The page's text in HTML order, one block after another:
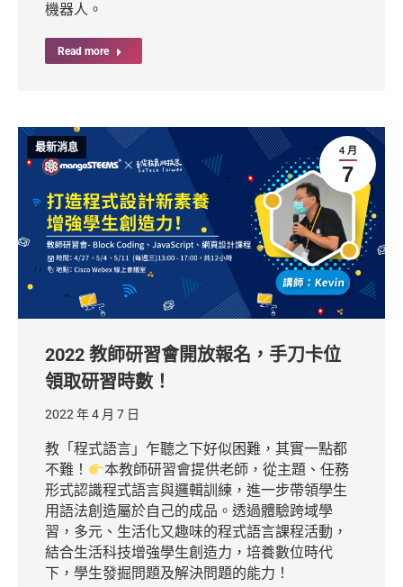
機器人。
Read more
4 月
7
最新消息
2022 教師研習會開放報名，手刀卡位
領取研習時數！
2022 年 4 月 7 日
教「程式語言」乍聽之下好似困難，其實一點都
不難！
本教師研習會提供老師，從主題、任務
形式認識程式語言與邏輯訓練，進一步帶領學生
用語法創造屬於自己的成品。透過體驗跨域學
習，多元、生活化又趣味的程式語言課程活動，
結合生活科技增強學生創造力，培養數位時代
下，學生發掘問題及解決問題的能力！